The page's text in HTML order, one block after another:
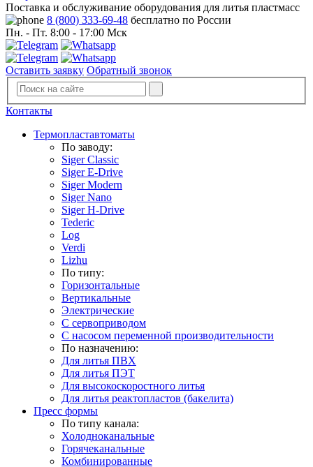
Поставка и обслуживание оборудования для литья пластмасс
8 (800) 333-69-48 бесплатно по России
Пн. - Пт. 8:00 - 17:00 Мск
Оставить заявку Обратный звонок
Контакты
Термопластавтоматы
По заводу:
Siger Classic
Siger E-Drive
Siger Modern
Siger Nano
Siger H-Drive
Tederic
Log
Verdi
Lizhu
По типу:
Горизонтальные
Вертикальные
Электрические
С сервоприводом
С насосом переменной производительности
По назначению:
Для литья ПВХ
Для литья ПЭТ
Для высокоскоростного литья
Для литья реактопластов (бакелита)
Пресс формы
По типу канала:
Холодноканальные
Горячеканальные
Комбинированные